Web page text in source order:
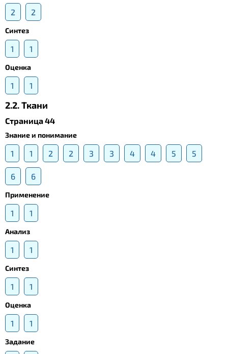
2 2
Синтез
1 1
Оценка
1 1
2.2. Ткани
Страница 44
Знание и понимание
1 1 2 2 3 3 4 4 5 5
6 6
Применение
1 1
Анализ
1 1
Синтез
1 1
Оценка
1 1
Задание